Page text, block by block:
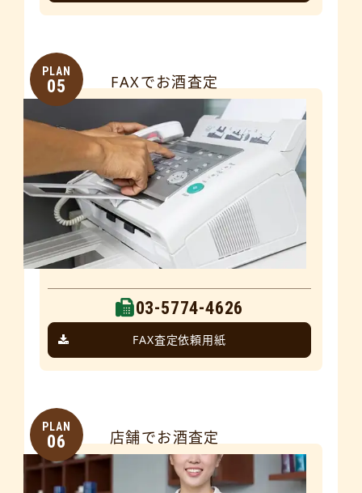
PLAN
05 FAXでお酒査定
03-5774-4626
FAX査定依頼用紙
PLAN
06 店舗でお酒査定